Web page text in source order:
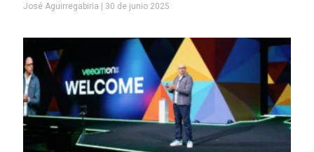
José Aguirregabiria 30 de junio 2025